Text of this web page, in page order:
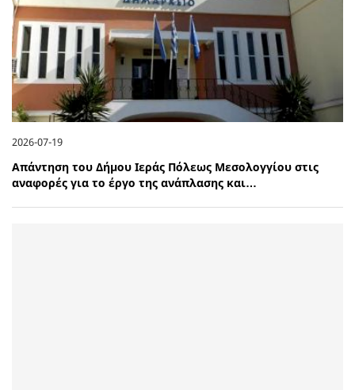
2026-07-19
Απάντηση του Δήμου Ιεράς Πόλεως Μεσολογγίου στις
αναφορές για το έργο της ανάπλασης και…